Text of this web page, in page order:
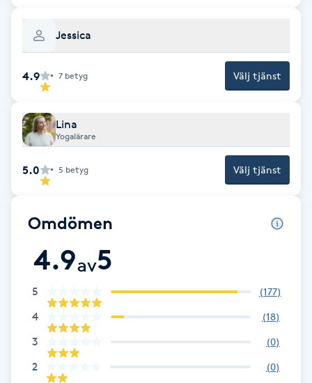
Extensions borttagning
Eyeliner-tatuering
Face framing
Faceliftmassage
Fet hårbotten
Fillers
Fotmassage
Jessica
4.9 7 betyg Välj tjänst
Lina
Yogalärare
5.0 5 betyg Välj tjänst
Omdömen
4.9av5
5 (177)
4 (18)
3 (0)
2 (0)